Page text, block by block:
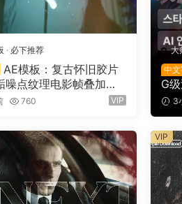
· 必下推荐
AE模板：复古怀旧胶片
噪点纹理电影帧叠加电
辑转场过渡（16150）
760 VIP
大
中
G
文3
VIP